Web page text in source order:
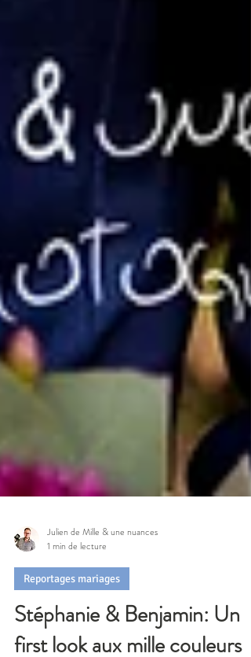
Julien de Mille & une nuances
1 min de lecture